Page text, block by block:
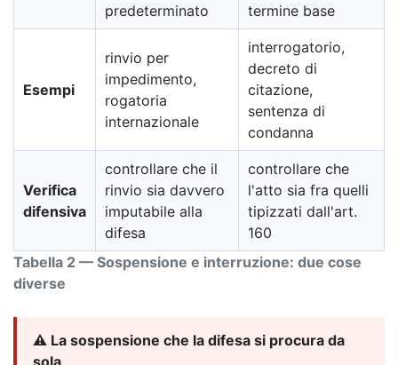
Tabella 2 — Sospensione e interruzione: due cose
diverse
predeterminato
termine base
Esempi
rinvio per
impedimento,
rogatoria
internazionale
interrogatorio,
decreto di
citazione,
sentenza di
condanna
Verifica
difensiva
controllare che il
rinvio sia davvero
imputabile alla
difesa
controllare che
l'atto sia fra quelli
tipizzati dall'art.
160
⚠️ La sospensione che la difesa si procura da
sola